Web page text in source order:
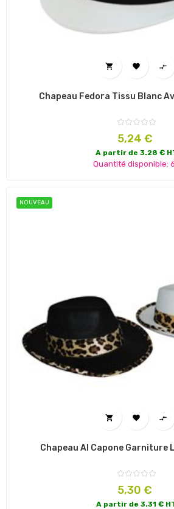
  
Chapeau Fedora Tissu Blanc
Prix
5,24 €
A partir de 3.28 €
Quantité disponible:
NOUVEAU
  
Chapeau Al Capone Garniture
Prix
5,30 €
A partir de 3.31 €